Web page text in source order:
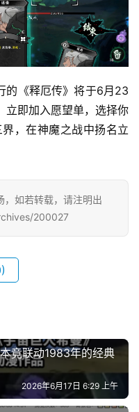
的《释厄传》将于6月23
立即加入愿望单，选择你
，在神魔之战中扬名立
，如若转载，请注明出
200027
竟联动1983年的经典
2026年6月17日 6:29 上午